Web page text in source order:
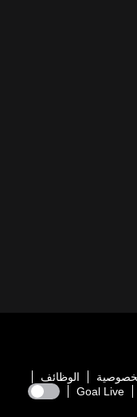
الوظائف
Goal Live